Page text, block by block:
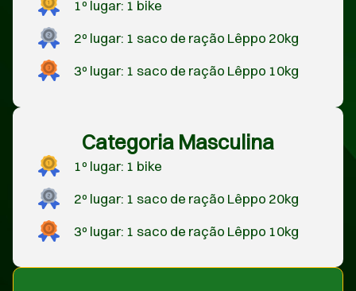
1º lugar: 1 bike
2º lugar: 1 saco de ração Lêppo 20kg
3º lugar: 1 saco de ração Lêppo 10kg
Categoria Masculina
1º lugar: 1 bike
2º lugar: 1 saco de ração Lêppo 20kg
3º lugar: 1 saco de ração Lêppo 10kg